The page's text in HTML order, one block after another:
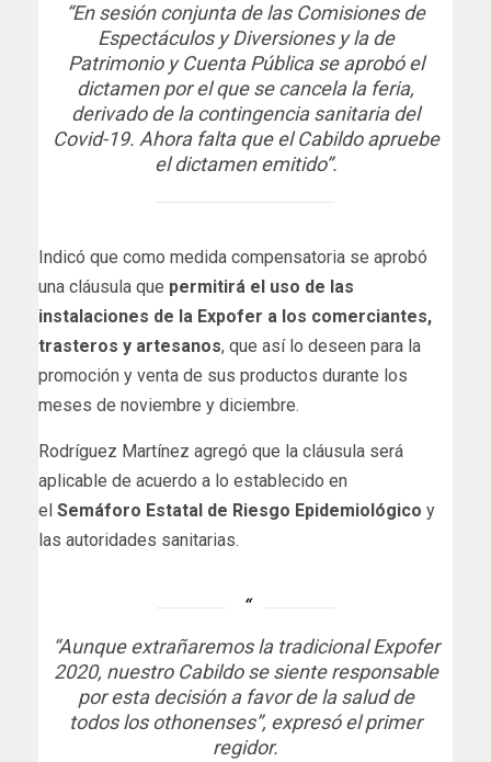
“En sesión conjunta de las Comisiones de
Espectáculos y Diversiones y la de
Patrimonio y Cuenta Pública se aprobó el
dictamen por el que se cancela la feria,
derivado de la contingencia sanitaria del
Covid-19. Ahora falta que el Cabildo apruebe
el dictamen emitido”.
Indicó que como medida compensatoria se aprobó
una cláusula que permitirá el uso de las
instalaciones de la Expofer a los comerciantes,
trasteros y artesanos, que así lo deseen para la
promoción y venta de sus productos durante los
meses de noviembre y diciembre.
Rodríguez Martínez agregó que la cláusula será
aplicable de acuerdo a lo establecido en
el Semáforo Estatal de Riesgo Epidemiológico y
las autoridades sanitarias.
“Aunque extrañaremos la tradicional Expofer
2020, nuestro Cabildo se siente responsable
por esta decisión a favor de la salud de
todos los othonenses”, expresó el primer
regidor.